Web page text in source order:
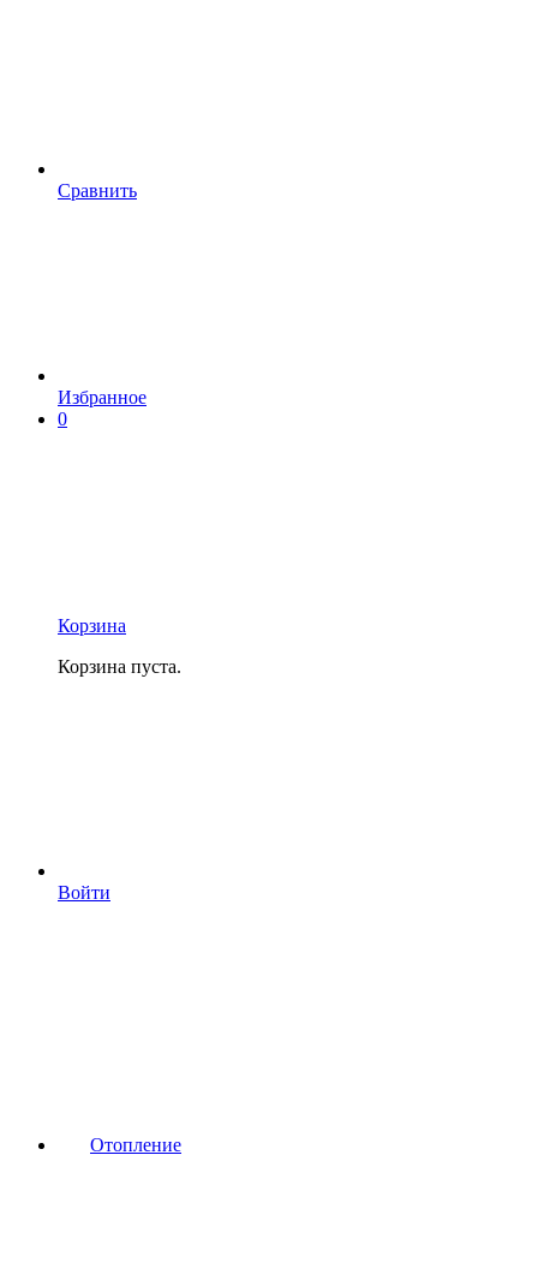
Сравнить
Избранное
0
Корзина
Корзина пуста.
Войти
Отопление